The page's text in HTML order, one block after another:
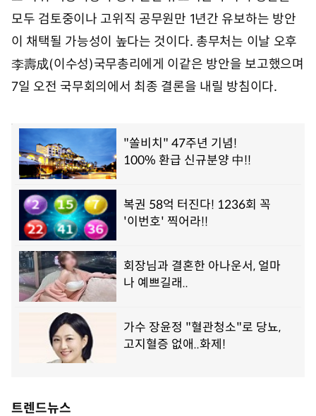
3
분
모두 검토중이나 고위직 공무원만 1년간 유보하는 방안
이 채택될 가능성이 높다는 것이다. 총무처는 이날 오후
李壽成(이수성)국무총리에게 이같은 방안을 보고했으며
7일 오전 국무회의에서 최종 결론을 내릴 방침이다.
트렌드뉴스